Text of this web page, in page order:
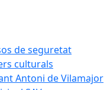
de seguretat
culturals
Antoni de Vilamajor